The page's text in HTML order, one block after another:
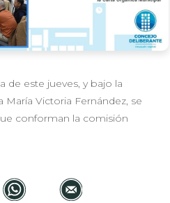
de este jueves, y bajo la
María Victoria Fernández, se
conforman la comisión